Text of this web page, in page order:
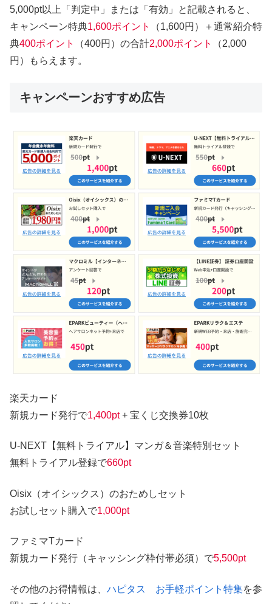
5,000pt以上「判定中」または「有効」と記載されると、
キャンペーン特典1,600ポイント
（1,600円）＋通常紹介特
典400ポイント （400円）の合計2,000ポイント
（2,000
円）もらえます。
キャンペーンおすすめ広告
楽天カード
新規カード発行で1,400pt+ 宝くじ交換券10枚
U-NEXT【無料トライアル】マンガ＆音楽特別セット
無料トライアル登録で660pt
Oisix（オイシックス）のおためしセット
お試しセット購入で1,000pt
ファミマTカード
新規カード発行（キャッシング枠付帯必須）で5,500pt
その他のお得情報は、 ハピタス お手軽ポイント特集を参